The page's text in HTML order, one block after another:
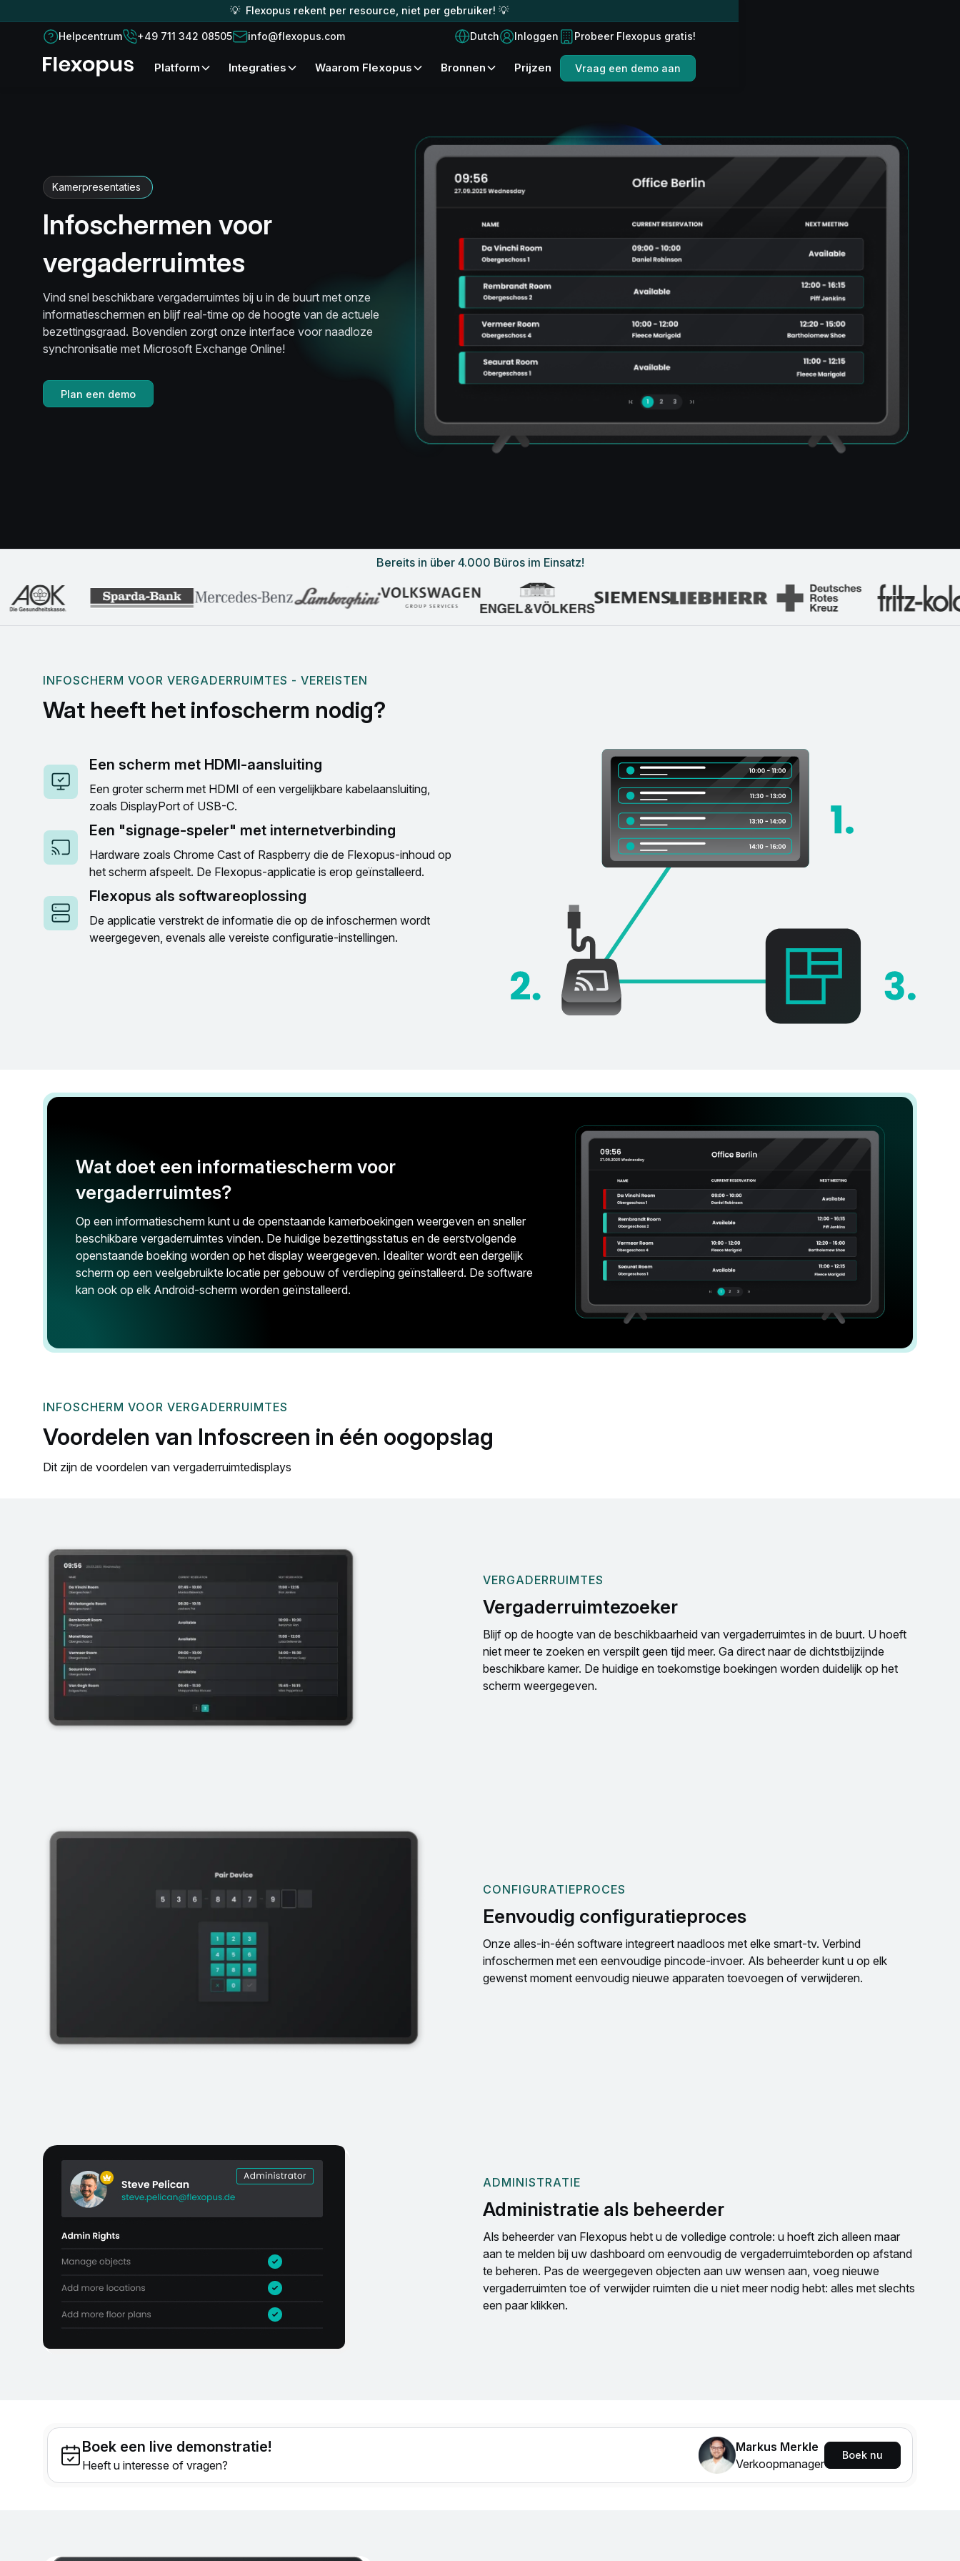
💡 Flexopus rekent per resource, niet per gebruiker! 💡
Helpcentrum +49 711 342 08505 info@flexopus.com Dutch Inloggen Probeer Flexopus gratis!
platform Integraties Waarom Flexopus Bronnen Prijzen Vraag een demo aan
Kamerpresentaties
Infoschermen voor
vergaderruimtes
Vind snel beschikbare vergaderruimtes bij u in de buurt met onze
informatieschermen en blijf real-time op de hoogte van de actuele
bezettingsgraad. Bovendien zorgt onze interface voor naadloze
synchronisatie met Microsoft Exchange Online!
Plan een demo
Bereits in über 4.000 Büros im Einsatz!
INFOSCHERM VOOR VERGADERRUIMTES - VEREISTEN
Wat heeft het infoscherm nodig?
Een scherm met HDMI-aansluiting
Een groter scherm met HDMI of een vergelijkbare kabelaansluiting,
zoals DisplayPort of USB-C.
Een "signage-speler" met internetverbinding
Hardware zoals Chrome Cast of Raspberry die de Flexopus-inhoud op
het scherm afspeelt. De Flexopus-applicatie is erop geïnstalleerd.
Flexopus als softwareoplossing
De applicatie verstrekt de informatie die op de infoschermen wordt
weergegeven, evenals alle vereiste configuratie-instellingen.
Wat doet een informatiescherm voor
vergaderruimtes?
Op een informatiescherm kunt u de openstaande kamerboekingen weergeven en sneller
beschikbare vergaderruimtes vinden. De huidige bezettingsstatus en de eerstvolgende
openstaande boeking worden op het display weergegeven. Idealiter wordt een dergelijk
scherm op een veelgebruikte locatie per gebouw of verdieping geïnstalleerd. De software
kan ook op elk Android-scherm worden geïnstalleerd.
INFOSCHERM VOOR VERGADERRUIMTES
Voordelen van Infoscreen in één oogopslag
Dit zijn de voordelen van vergaderruimtedisplays
VERGADERRUIMTES
Vergaderruimtezoeker
Blijf op de hoogte van de beschikbaarheid van vergaderruimtes in de buurt. U hoeft
niet meer te zoeken en verspilt geen tijd meer. Ga direct naar de dichtstbijzijnde
beschikbare kamer. De huidige en toekomstige boekingen worden duidelijk op het
scherm weergegeven.
CONFIGURATIEPROCES
Eenvoudig configuratieproces
Onze alles-in-één software integreert naadloos met elke smart-tv. Verbind
infoschermen met een eenvoudige pincode-invoer. Als beheerder kunt u op elk
gewenst moment eenvoudig nieuwe apparaten toevoegen of verwijderen.
ADMINISTRATIE
Administratie als beheerder
Als beheerder van Flexopus hebt u de volledige controle: u hoeft zich alleen maar
aan te melden bij uw dashboard om eenvoudig de vergaderruimteborden op afstand
te beheren. Pas de weergegeven objecten aan uw wensen aan, voeg nieuwe
vergaderruimten toe of verwijder ruimten die u niet meer nodig hebt: alles met slechts
een paar klikken.
Boek een live demonstratie!
Heeft u interesse of vragen?
Markus Merkle
Verkoopmanager
Boek nu